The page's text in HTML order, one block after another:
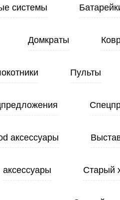
системы
Домкраты
Пульты
аксессуары
аксессуары Старый